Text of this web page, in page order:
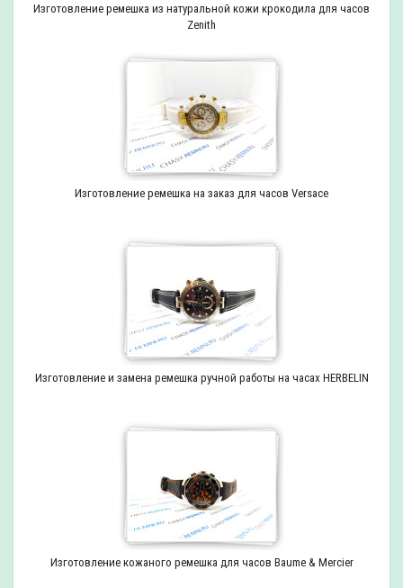
Изготовление ремешка из натуральной кожи крокодила для часов
Zenith
Изготовление ремешка на заказ для часов Versace
Изготовление и замена ремешка ручной работы на часах HERBELIN
Изготовление кожаного ремешка для часов Baume & Mercier